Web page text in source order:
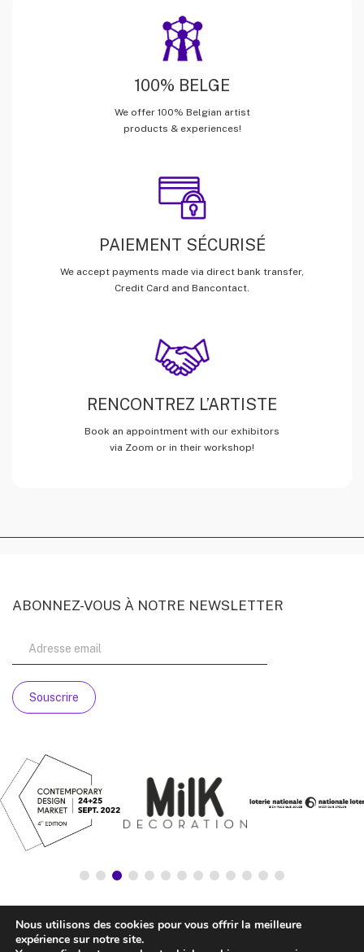
100% BELGE
We offer 100% Belgian artist
products & experiences!
PAIEMENT SÉCURISÉ
We accept payments made via direct bank transfer,
Credit Card and Bancontact.
RENCONTREZ L’ARTISTE
Book an appointment with our exhibitors
via Zoom or in their workshop!
ABONNEZ-VOUS À NOTRE NEWSLETTER
Nous utilisons des cookies pour vous offrir la meilleure
expérience sur notre site.